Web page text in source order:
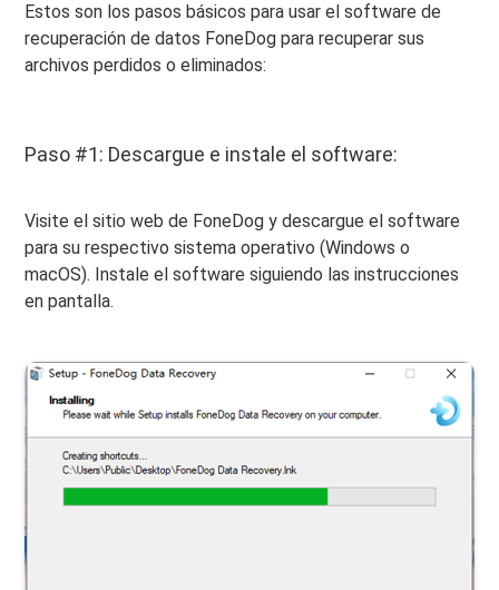
Estos son los pasos básicos para usar el software de
recuperación de datos FoneDog para recuperar sus
archivos perdidos o eliminados:
Paso #1: Descargue e instale el software:
Visite el sitio web de FoneDog y descargue el software
para su respectivo sistema operativo (Windows o
macOS). Instale el software siguiendo las instrucciones
en pantalla.